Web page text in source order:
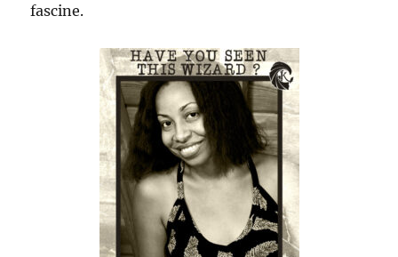
fascine.